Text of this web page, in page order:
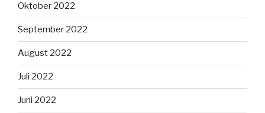
Oktober 2022
September 2022
August 2022
Juli 2022
Juni 2022